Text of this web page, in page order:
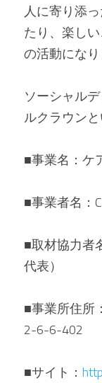
人に寄り添
たり、楽し
の活動になり
ソーシャル
ルクラウン
■事業名：ケ
■事業者名：
■取材協力者
代表）
■事業所住所
2-6-6-402
■サイト：